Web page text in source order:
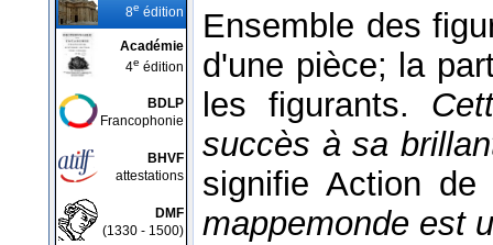
8e édition
Académie
4e édition
BDLP
Francophonie
BHVF
attestations
DMF
(1330 - 1500)
Ensemble des
d'une pièce; la
les figurants.
succès à sa
signifie Action
mappemonde est